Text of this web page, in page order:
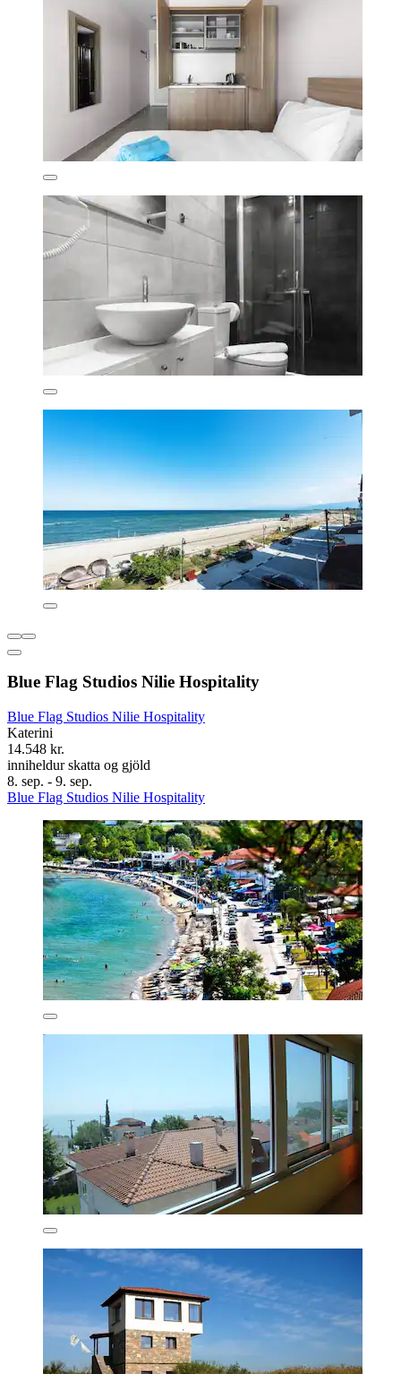
Blue Flag Studios Nilie Hospitality
Blue Flag Studios Nilie Hospitality
Katerini
14.548 kr.
inniheldur skatta og gjöld
8. sep. - 9. sep.
Blue Flag Studios Nilie Hospitality